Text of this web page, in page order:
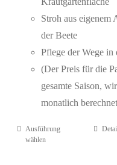
Stroh aus eigenem
der Beete
Pflege der Wege in
(Der Preis für die
gesamte Saison,
monatlich
Ausführung
wählen